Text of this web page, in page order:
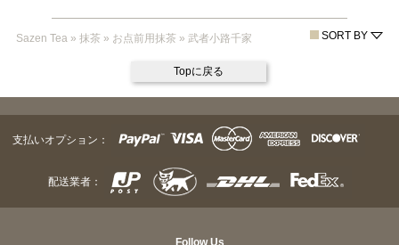
Sazen Tea» 抹茶» お点前用抹茶» 武者小路千家 SORT BY
Topに戻る
支払いオプション：
配送業者：
Follow Us